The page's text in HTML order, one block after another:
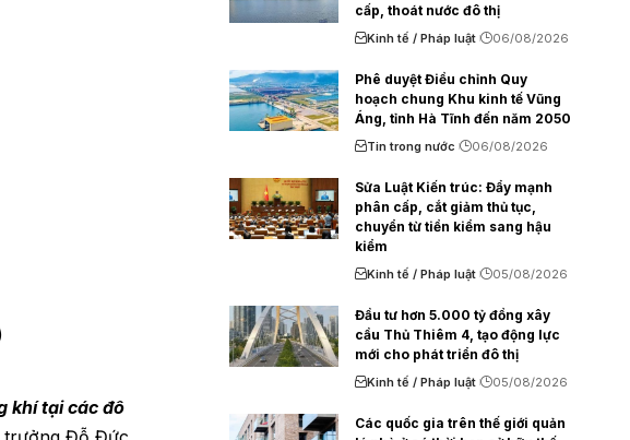
khí tại các đô
cấp, thoát nước đô thị
Kinh tế / Pháp luật 06/08/2026
Phê duyệt Điều chỉnh Quy
hoạch chung Khu kinh tế Vũng
Áng, tỉnh Hà Tĩnh đến năm 2050
Tin trong nước 06/08/2026
Sửa Luật Kiến trúc: Đẩy mạnh
phân cấp, cắt giảm thủ tục,
chuyển từ tiền kiểm sang hậu
kiểm
Kinh tế / Pháp luật 05/08/2026
Đầu tư hơn 5.000 tỷ đồng xây
cầu Thủ Thiêm 4, tạo động lực
mới cho phát triển đô thị
Kinh tế / Pháp luật 05/08/2026
Các quốc gia trên thế giới quản